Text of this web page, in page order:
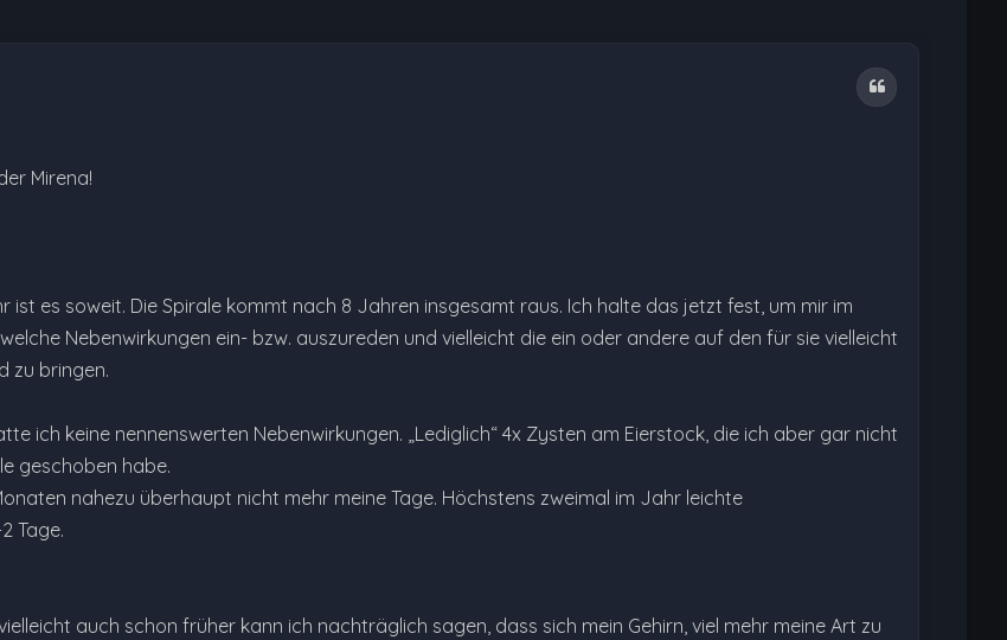
Zitat
Mirena!
ist es soweit. Die Spirale kommt nach 8 Jahren insgesamt raus. Ich halte das jetzt fest, um mir im
Nebenwirkungen ein- bzw. auszureden und vielleicht die ein oder andere auf den für sie vielleicht
zu bringen.
ich keine nennenswerten Nebenwirkungen. „Lediglich“ 4x Zysten am Eierstock, die ich aber gar nicht
geschoben habe.
nahezu überhaupt nicht mehr meine Tage. Höchstens zweimal im Jahr leichte
Tage.
auch schon früher kann ich nachträglich sagen, dass sich mein Gehirn, viel mehr meine Art zu